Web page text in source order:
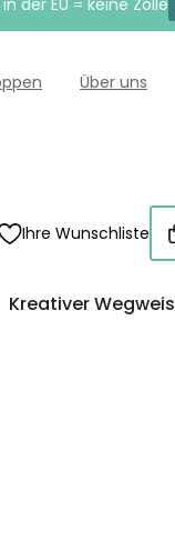
der EU = keine Zölle
Über uns
Ihre Wunschliste
Kreativer